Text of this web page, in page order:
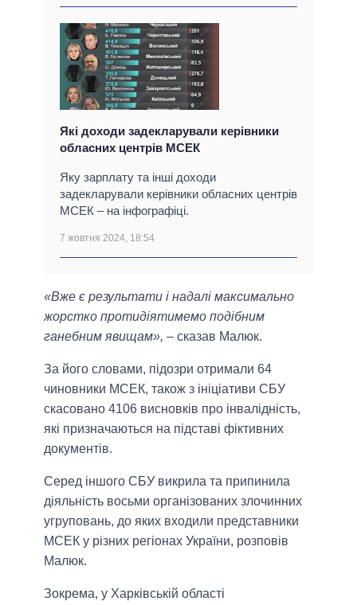
Які доходи задекларували керівники
обласних центрів МСЕК
Яку зарплату та інші доходи
задекларували керівники обласних центрів
МСЕК – на інфографіці.
7 жовтня 2024, 18:54
«Вже є результати і надалі максимально
жорстко протидіятимемо подібним
ганебним явищам», – сказав Малюк.
За його словами, підозри отримали 64
чиновники МСЕК, також з ініціативи СБУ
скасовано 4106 висновків про інвалідність,
які призначаються на підставі фіктивних
документів.
Серед іншого СБУ викрила та припинила
діяльність восьми організованих злочинних
угруповань, до яких входили представники
МСЕК у різних регіонах України, розповів
Малюк.
Зокрема, у Харківській області